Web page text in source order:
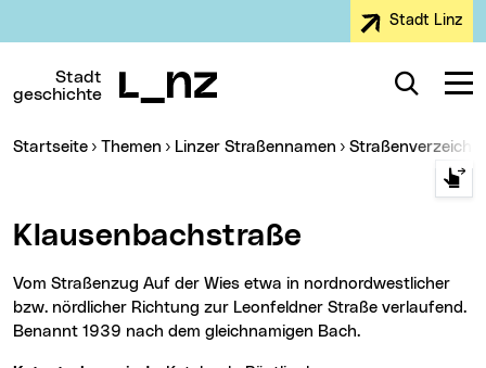
Stadt Linz
Stadt
geschichte
Suche
Sie sind hier:
Startseite Themen Linzer Straßennamen
Klausenbachstraße
Vom Straßenzug Auf der Wies etwa in nordnordwestlicher
bzw. nördlicher Richtung zur Leonfeldner Straße verlaufend.
Benannt 1939 nach dem gleichnamigen Bach.